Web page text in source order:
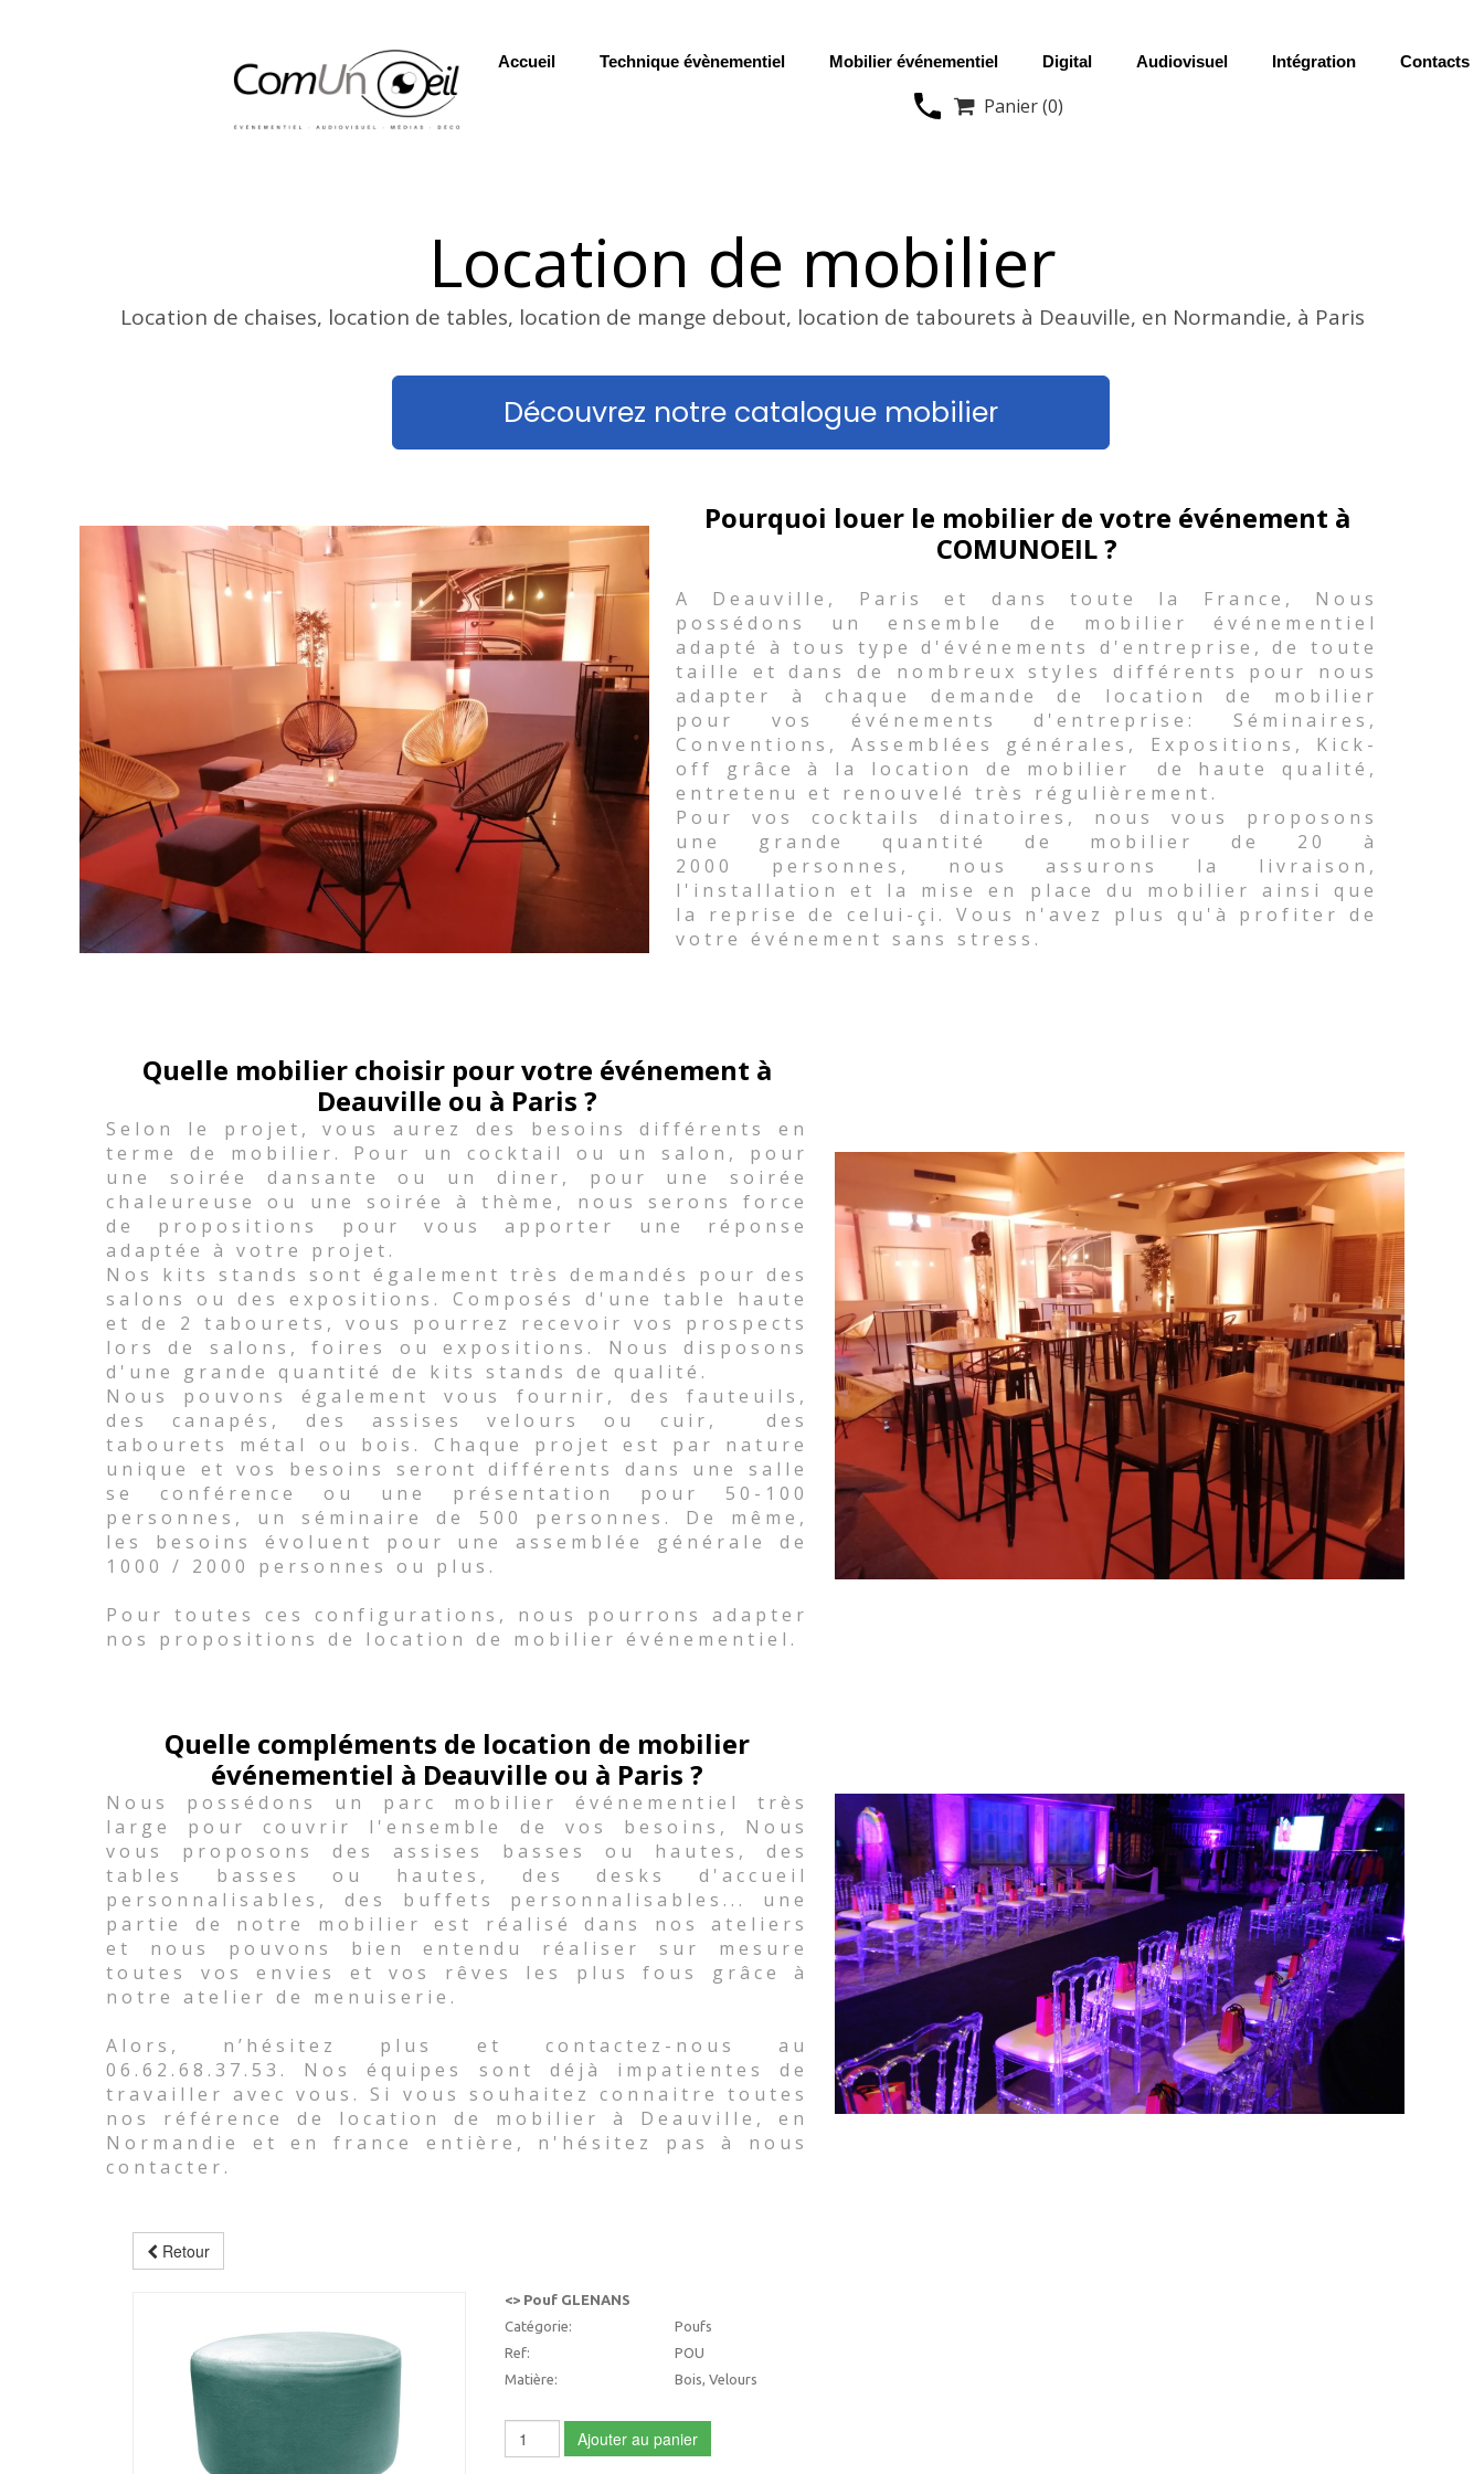
Accueil Technique évènementiel Mobilier événementiel Digital Audiovisuel Intégration Contacts
 Panier (0)
Location de mobilier
Location de chaises, location de tables, location de mange debout, location de tabourets à Deauville, en Normandie, à Paris
Découvrez notre catalogue mobilier
Pourquoi louer le mobilier de votre événement à
COMUNOEIL ?
A Deauville, Paris et dans toute la France, Nous
possédons un ensemble de mobilier événementiel
adapté à tous type d'événements d'entreprise, de toute
taille et dans de nombreux styles différents pour nous
adapter à chaque demande de location de mobilier
pour vos événements d'entreprise: Séminaires,
Conventions, Assemblées générales, Expositions, Kick-
off grâce à la location de mobilier de haute qualité,
entretenu et renouvelé très régulièrement.
Pour vos cocktails dinatoires, nous vous proposons
une grande quantité de mobilier de 20 à
2000 personnes, nous assurons la livraison,
l'installation et la mise en place du mobilier ainsi que
la reprise de celui-çi. Vous n'avez plus qu'à profiter de
votre événement sans stress.
Quelle mobilier choisir pour votre événement à
Deauville ou à Paris ?
Selon le projet, vous aurez des besoins différents en
terme de mobilier. Pour un cocktail ou un salon, pour
une soirée dansante ou un diner, pour une soirée
chaleureuse ou une soirée à thème, nous serons force
de propositions pour vous apporter une réponse
adaptée à votre projet.
Nos kits stands sont également très demandés pour des
salons ou des expositions. Composés d'une table haute
et de 2 tabourets, vous pourrez recevoir vos prospects
lors de salons, foires ou expositions. Nous disposons
d'une grande quantité de kits stands de qualité.
Nous pouvons également vous fournir, des fauteuils,
des canapés, des assises velours ou cuir, des
tabourets métal ou bois. Chaque projet est par nature
unique et vos besoins seront différents dans une salle
se conférence ou une présentation pour 50-100
personnes, un séminaire de 500 personnes. De même,
les besoins évoluent pour une assemblée générale de
1000 / 2000 personnes ou plus.
Pour toutes ces configurations, nous pourrons adapter
nos propositions de location de mobilier événementiel.
Quelle compléments de location de mobilier
événementiel à Deauville ou à Paris ?
Nous possédons un parc mobilier événementiel très
large pour couvrir l'ensemble de vos besoins, Nous
vous proposons des assises basses ou hautes, des
tables basses ou hautes, des desks d'accueil
personnalisables, des buffets personnalisables... une
partie de notre mobilier est réalisé dans nos ateliers
et nous pouvons bien entendu réaliser sur mesure
toutes vos envies et vos rêves les plus fous grâce à
notre atelier de menuiserie.
Alors, n’hésitez plus et contactez-nous au
06.62.68.37.53. Nos équipes sont déjà impatientes de
travailler avec vous. Si vous souhaitez connaitre toutes
nos référence de location de mobilier à Deauville, en
Normandie et en france entière, n'hésitez pas à nous
contacter.
Retour
<> Pouf GLENANS
Catégorie:
Poufs
Ref:
POU
Matière:
Bois, Velours
Ajouter au panier